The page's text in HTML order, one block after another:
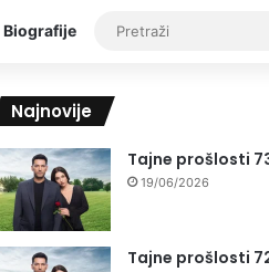
Biografije
Najnovije
Tajne prošlosti
19/06/2026
Tajne prošlosti